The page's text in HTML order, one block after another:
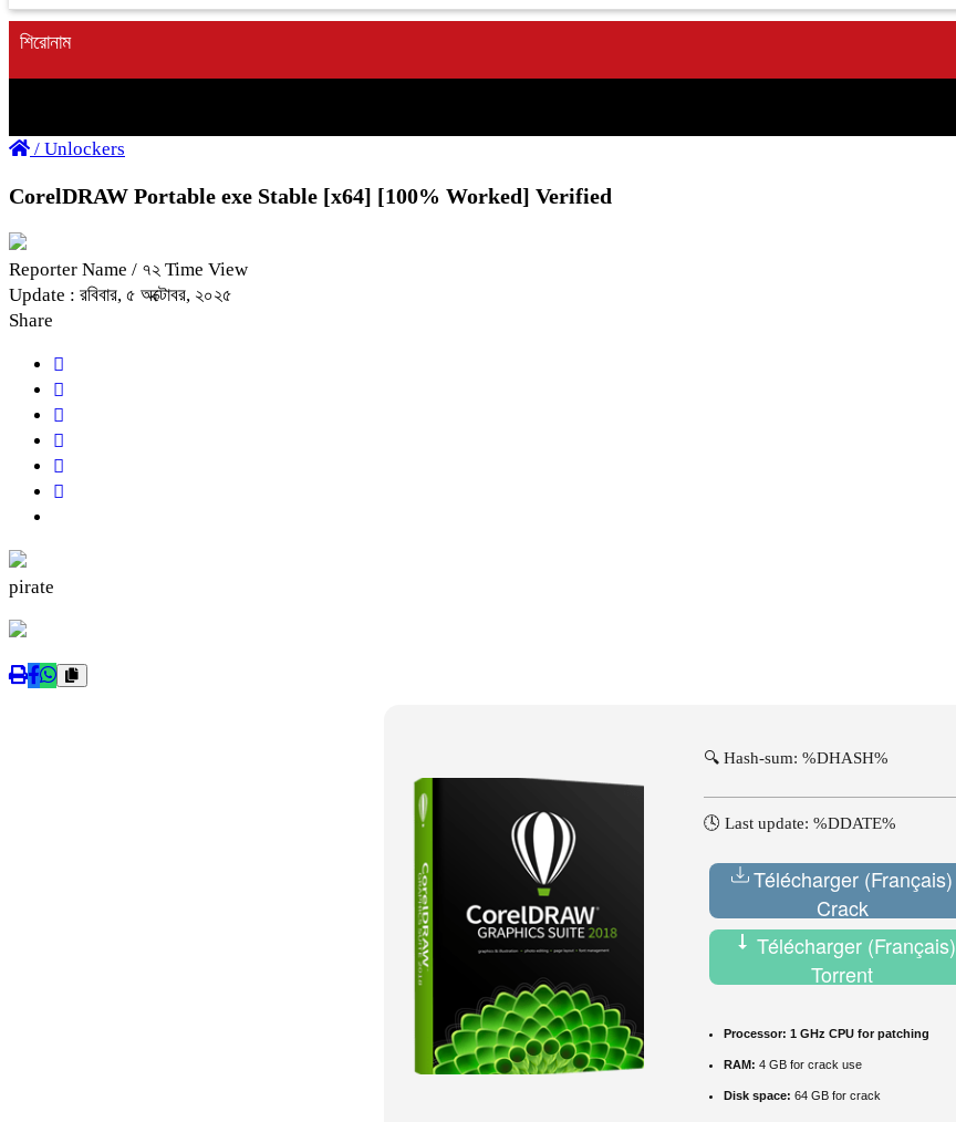
শিরোনাম
/ Unlockers
CorelDRAW Portable exe Stable [x64] [100% Worked] Verified
Reporter Name / ৭২ Time View
Update : রবিবার, ৫ অক্টোবর, ২০২৫
Share
pirate
🔍 Hash-sum: %DHASH%
🕓 Last update: %DDATE%
Télécharger (Français)
Crack
Télécharger (Français)
Torrent
Processor: 1 GHz CPU for patching
RAM: 4 GB for crack use
Disk space: 64 GB for crack